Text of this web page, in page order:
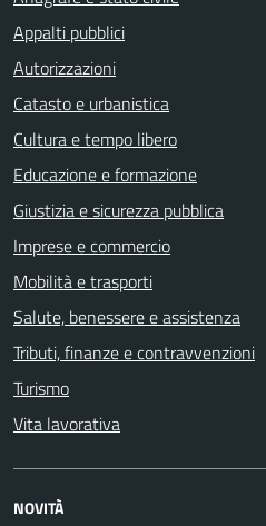
Appalti pubblici
Autorizzazioni
Catasto e urbanistica
Cultura e tempo libero
Educazione e formazione
Giustizia e sicurezza pubblica
Imprese e commercio
Mobilità e trasporti
Salute, benessere e assistenza
Tributi, finanze e contravvenzioni
Turismo
Vita lavorativa
NOVITÀ